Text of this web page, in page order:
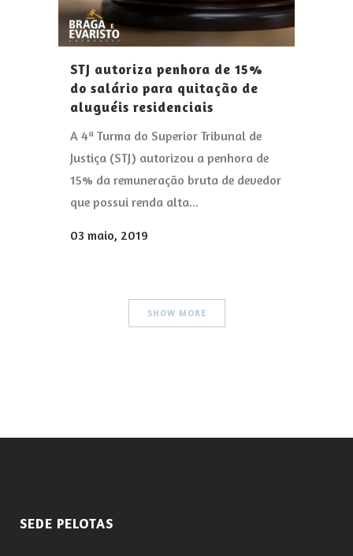
STJ autoriza penhora de 15%
do salário para quitação de
aluguéis residenciais
A 4ª Turma do Superior Tribunal de
Justiça (STJ) autorizou a penhora de
15% da remuneração bruta de devedor
que possui renda alta...
03 maio, 2019
SHOW MORE
SEDE PELOTAS